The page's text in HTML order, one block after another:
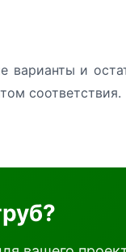
и
соответствия.